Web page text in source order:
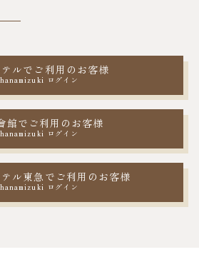
ルでご利用のお客様
hanamizuki ログイン
館でご利用のお客様
hanamizuki ログイン
ル東急でご利用のお客様
hanamizuki ログイン